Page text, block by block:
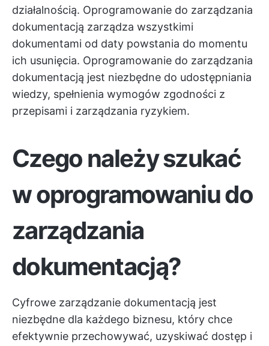
działalnością. Oprogramowanie do zarządzania
dokumentacją zarządza wszystkimi
dokumentami od daty powstania do momentu
ich usunięcia. Oprogramowanie do zarządzania
dokumentacją jest niezbędne do udostępniania
wiedzy, spełnienia wymogów zgodności z
przepisami i zarządzania ryzykiem.
Czego należy szukać
w oprogramowaniu do
zarządzania
dokumentacją?
Cyfrowe zarządzanie dokumentacją jest
niezbędne dla każdego biznesu, który chce
efektywnie przechowywać, uzyskiwać dostęp i